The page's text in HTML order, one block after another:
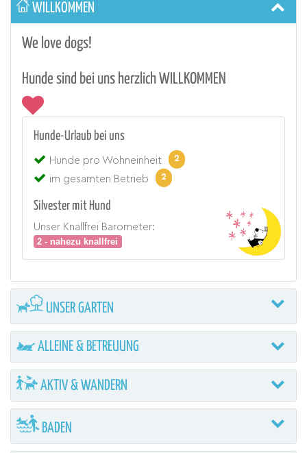
WILLKOMMEN
We love dogs!
Hunde sind bei uns herzlich WILLKOMMEN
Hunde-Urlaub bei uns
Hunde pro Wohneinheit 2
im gesamten Betrieb 2
Silvester mit Hund
Unser Knallfrei Barometer:
2 - nahezu knallfrei
UNSER GARTEN
ALLEINE & BETREUUNG
AKTIV & WANDERN
BADEN